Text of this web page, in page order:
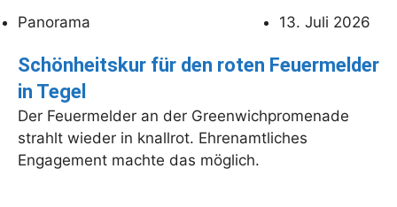
13. Juli 2026
Panorama
Schönheitskur für den roten Feuermelder
in Tegel
Der Feuermelder an der Greenwichpromenade
strahlt wieder in knallrot. Ehrenamtliches
Engagement machte das möglich.